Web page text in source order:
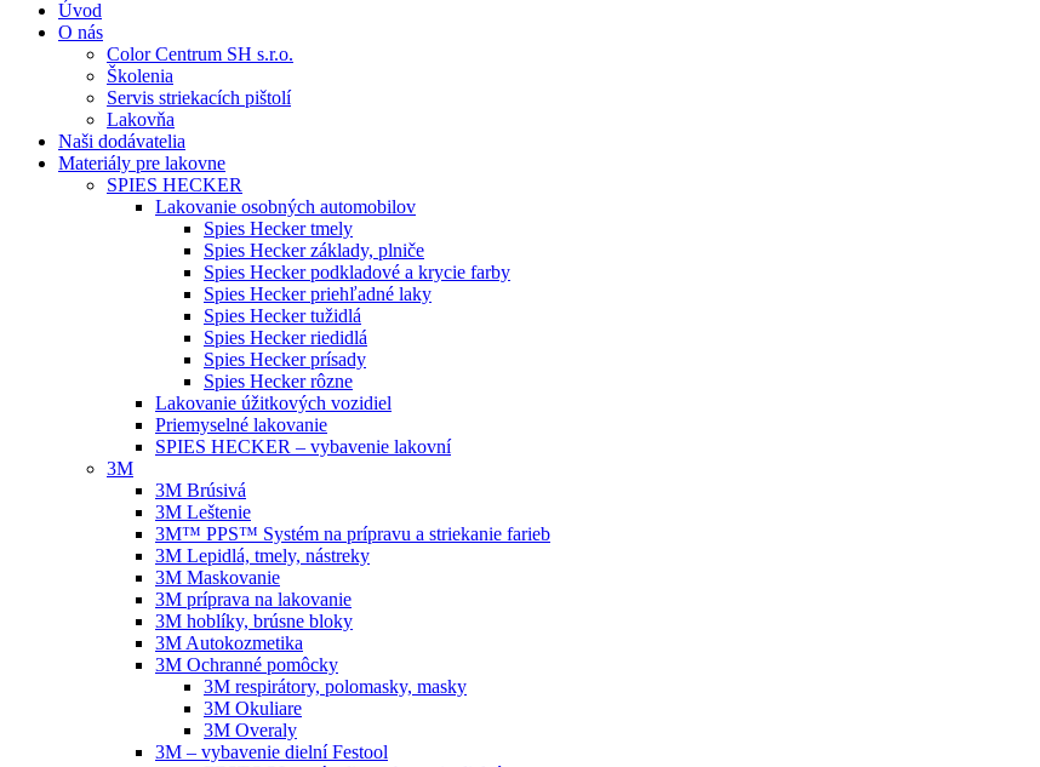
Úvod
O nás
Color Centrum SH s.r.o.
Školenia
Servis striekacích pištolí
Lakovňa
Naši dodávatelia
Materiály pre lakovne
SPIES HECKER
Lakovanie osobných automobilov
Spies Hecker tmely
Spies Hecker základy, plniče
Spies Hecker podkladové a krycie farby
Spies Hecker priehľadné laky
Spies Hecker tužidlá
Spies Hecker riedidlá
Spies Hecker prísady
Spies Hecker rôzne
Lakovanie úžitkových vozidiel
Priemyselné lakovanie
SPIES HECKER – vybavenie lakovní
3M
3M Brúsivá
3M Leštenie
3M™ PPS™ Systém na prípravu a striekanie farieb
3M Lepidlá, tmely, nástreky
3M Maskovanie
3M príprava na lakovanie
3M hoblíky, brúsne bloky
3M Autokozmetika
3M Ochranné pomôcky
3M respirátory, polomasky, masky
3M Okuliare
3M Overaly
3M – vybavenie dielní Festool